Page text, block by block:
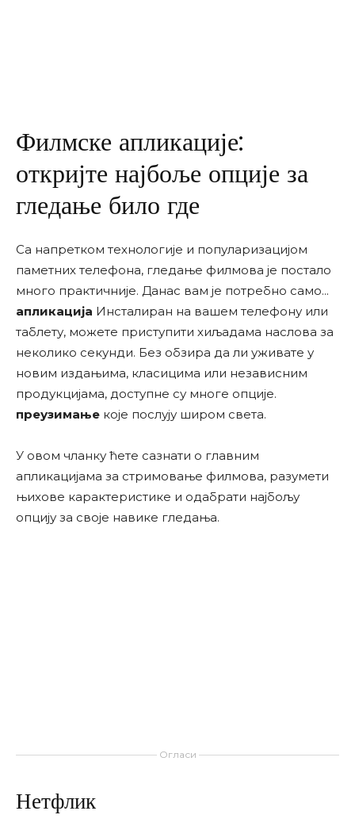
Филмске апликације:
откријте најбоље опције за
гледање било где
Са напретком технологије и популаризацијом
паметних телефона, гледање филмова је постало
много практичније. Данас вам је потребно само...
апликација Инсталиран на вашем телефону или
таблету, можете приступити хиљадама наслова за
неколико секунди. Без обзира да ли уживате у
новим издањима, класицима или независним
продукцијама, доступне су многе опције.
преузимање које послују широм света.
У овом чланку ћете сазнати о главним
апликацијама за стримовање филмова, разумети
њихове карактеристике и одабрати најбољу
опцију за своје навике гледања.
Огласи
Нетфлик